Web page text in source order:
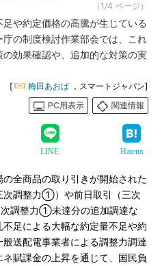
（1/4 ページ）
や約定価格の高騰が生じている
の制度検討作業部会では、これ
効果確認や、追加的な対策の実
[ 梅田あおば ，スマートジャパン]
PC用表示
関連情報
LINE Hatena
全商品の取り引きが開始された
次調整力①）や前日取引（三次
調整力①未達分の追加調達な
足による大幅な約定量不足や約
送配電事業者による調整力調達
賦課金の上昇を通じて、国民負